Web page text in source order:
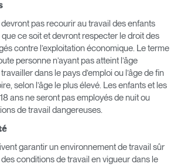
pas recourir au travail des enfants
ce soit et devront respecter le droit des
contre l’exploitation économique. Le terme
personne n’ayant pas atteint l’âge
dans le pays d’emploi ou l’âge de fin
selon l’âge le plus élevé. Les enfants et les
ans ne seront pas employés de nuit ou
de travail dangereuses.
garantir un environnement de travail sûr
conditions de travail en vigueur dans le